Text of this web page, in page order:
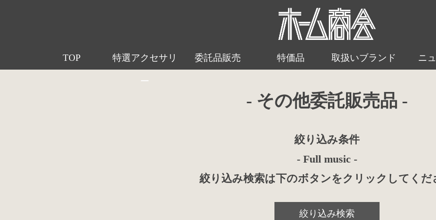
TOP 特選アクセサリ
ー
委託品販売 特価品 取扱いブランド ニ
- その他委託販売品 -
絞り込み条件
- Full music -
絞り込み検索は下のボタンをクリックしてくだ
絞り込み検索